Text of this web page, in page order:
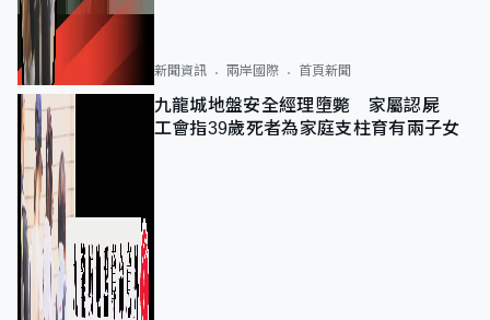
新聞資訊 兩岸國際 首頁新聞
九龍城地盤安全經理墮斃 家屬認屍
工會指39歲死者為家庭支柱育有兩子女